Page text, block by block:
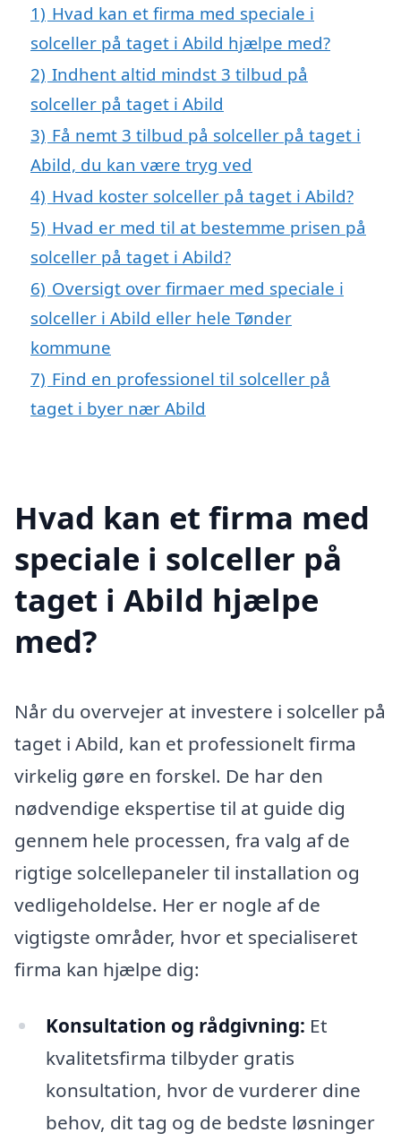
1) Hvad kan et firma med speciale i
solceller på taget i Abild hjælpe med?
2) Indhent altid mindst 3 tilbud på
solceller på taget i Abild
3) Få nemt 3 tilbud på solceller på taget i
Abild, du kan være tryg ved
4) Hvad koster solceller på taget i Abild?
5) Hvad er med til at bestemme prisen på
solceller på taget i Abild?
6) Oversigt over firmaer med speciale i
solceller i Abild eller hele Tønder
kommune
7) Find en professionel til solceller på
taget i byer nær Abild
Hvad kan et firma med
speciale i solceller på
taget i Abild hjælpe
med?
Når du overvejer at investere i solceller på
taget i Abild, kan et professionelt firma
virkelig gøre en forskel. De har den
nødvendige ekspertise til at guide dig
gennem hele processen, fra valg af de
rigtige solcellepaneler til installation og
vedligeholdelse. Her er nogle af de
vigtigste områder, hvor et specialiseret
firma kan hjælpe dig:
Konsultation og rådgivning: Et
kvalitetsfirma tilbyder gratis
konsultation, hvor de vurderer dine
behov, dit tag og de bedste løsninger